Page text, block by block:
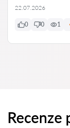
22.07.2026
0 0 1
Recenze